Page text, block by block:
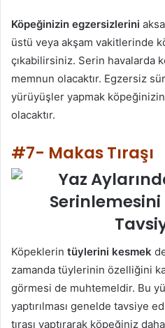
Köpeğinizin egzersizlerini
üstü veya akşam vakitlerinde
çıkabilirsiniz. Serin havalarda
memnun olacaktır. Egzersiz
yürüyüşler yapmak
olacaktır.
#7- Makas Tıraşı
Köpeklerin tüylerini kesmek
zamanda tüylerinin özelliğini
görmesi de muhtemeldir. Bu
yaptırılması genelde tavsiye
tıraşı yaptırarak köpeğiniz